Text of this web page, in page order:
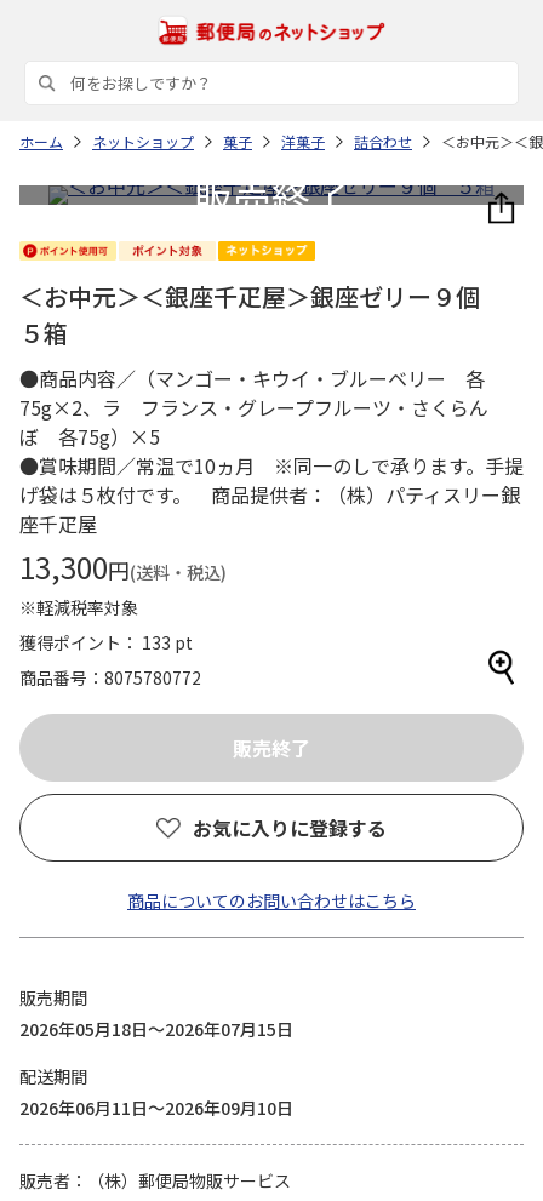
ホーム ネットショップ 菓子 洋菓子 詰合わせ ＜お中元＞＜
＜お中元＞＜銀座千疋屋＞銀座ゼリー９個
５箱
●商品内容／（マンゴー・キウイ・ブルーベリー 各
75g×2、ラ フランス・グレープフルーツ・さくらん
ぼ 各75g）×5
●賞味期間／常温で10ヵ月 ※同一のしで承ります。手提
げ袋は５枚付です。 商品提供者：（株）パティスリー銀
座千疋屋
13,300円(送料・税込)
※軽減税率対象
獲得ポイント： 133 pt
商品番号
8075780772
お気に入りに登録する
商品についてのお問い合わせはこちら
販売期間
2026年05月18日～2026年07月15日
配送期間
2026年06月11日～2026年09月10日
販売者
（株）郵便局物販サービス